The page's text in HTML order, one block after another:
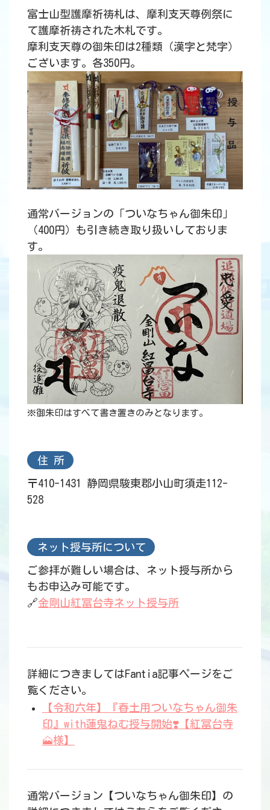
富士山型護摩祈祷札は、摩利支天尊例祭に
て護摩祈祷された木札です。
摩利支天尊の御朱印は2種類（漢字と梵字）
ございます。各350円。
通常バージョンの「ついなちゃん御朱印」
（400円）も引き続き取り扱いしておりま
す。
※御朱印はすべて書き置きのみとなります。
住 所
〒410-1431 静岡県駿東郡小山町須走112-
528
ネット授与所について
ご参拝が難しい場合は、ネット授与所から
もお申込み可能です。
🔗金剛山紅冨台寺ネット授与所
詳細につきましてはFantia記事ページをご
覧ください。
【令和六年】『春土用ついなちゃん御朱
印』with蓮鬼ねむ授与開始❣️【紅冨台寺
🗻様】
通常バージョン【ついなちゃん御朱印】の